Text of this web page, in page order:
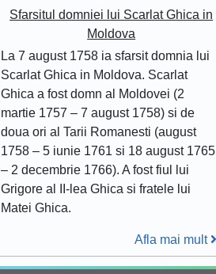
Sfarsitul domniei lui Scarlat Ghica in
Moldova
La 7 august 1758 ia sfarsit domnia lui
Scarlat Ghica in Moldova. Scarlat
Ghica a fost domn al Moldovei (2
martie 1757 – 7 august 1758) si de
doua ori al Tarii Romanesti (august
1758 – 5 iunie 1761 si 18 august 1765
– 2 decembrie 1766). A fost fiul lui
Grigore al II-lea Ghica si fratele lui
Matei Ghica.
Afla mai mult